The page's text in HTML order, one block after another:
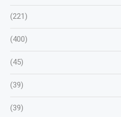
(221)
(400)
(45)
(39)
(39)